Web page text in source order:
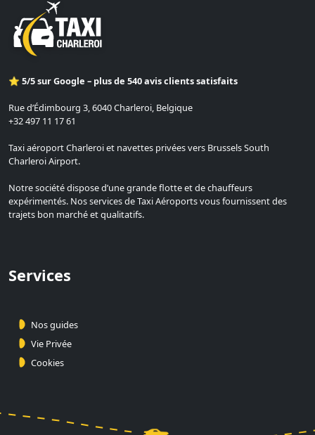
⭐ 5/5 sur Google – plus de 540 avis clients satisfaits
Rue d’Édimbourg 3, 6040 Charleroi, Belgique
+32 497 11 17 61
Taxi aéroport Charleroi et navettes privées vers Brussels South
Charleroi Airport.
Notre société dispose d’une grande flotte et de chauffeurs
expérimentés. Nos services de Taxi Aéroports vous fournissent des
trajets bon marché et qualitatifs.
Services
Nos guides
Vie Privée
Cookies